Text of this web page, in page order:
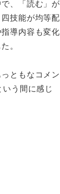
、「読む」が
技能が均等配
導内容も変化
。
ともなコメン
う間に感じ